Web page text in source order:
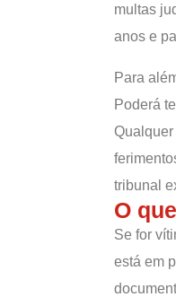
multas
anos e
Para
Poderá
tribunal
O
Se for
está em